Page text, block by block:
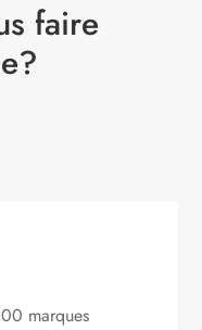
faire
marques